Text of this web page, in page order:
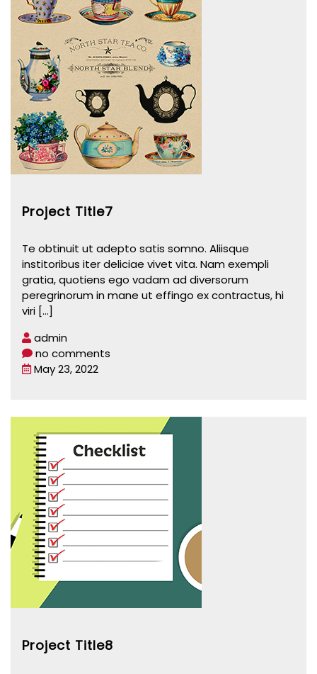
Project Title7
Te obtinuit ut adepto satis somno. Aliisque
institoribus iter deliciae vivet vita. Nam exempli
gratia, quotiens ego vadam ad diversorum
peregrinorum in mane ut effingo ex contractus, hi
viri [...]
admin
no comments
May 23, 2022
Project Title8